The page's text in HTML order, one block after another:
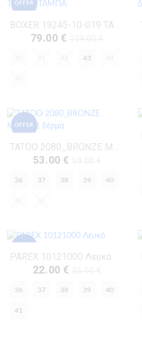
OFFER
BOXER 19245-10-019 ΤΑΜΠΑ ΤΑΜΠΑ
79.00 €
43
OFFER
TATOO 2080_BRONZE Μπρονζέ Δέρμα
53.00 €
36 37 38 39 40
PAREX 10121000 Λευκό
22.00 €
36 37 38 39 40
41